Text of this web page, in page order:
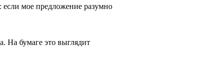
если мое предложение разумно
На бумаге это выглядит